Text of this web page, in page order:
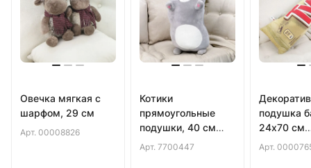
Овечка мягкая с
шарфом, 29 см
Арт. 00008826
Котики
прямоугольные
подушки, 40 см
(Серый)
Арт. 7700447
подушка
24х70 см
(Бежевый)
Арт.